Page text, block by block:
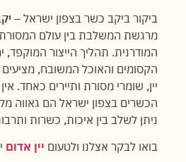
ביקור ביקב כשר בצפון ישראל –
מרגשת המשלבת בין עולם המסורת
המודרנית. תהליך הייצור המוקפד,
הקסומים והאוכל המשובח, מציעים
יין, שומרי מסורת ותיירים כאחד.
הכשרים בצפון ישראל הם גאווה
ניתן לשלב בין איכות, כשרות
בואו לבקר אצלנו ולטעום יין אדום